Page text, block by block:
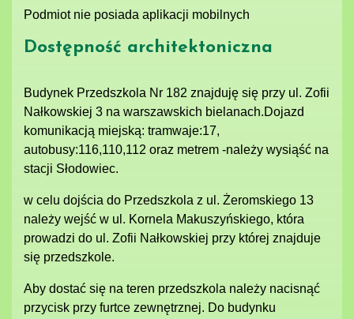
Podmiot nie posiada aplikacji mobilnych
Dostępność architektoniczna
Budynek Przedszkola Nr 182 znajduję się przy ul. Zofii
Nałkowskiej 3 na warszawskich bielanach.Dojazd
komunikacją miejską: tramwaje:17,
autobusy:116,110,112 oraz metrem -należy wysiąść na
stacji Słodowiec.
w celu dojścia do Przedszkola z ul. Żeromskiego 13
należy wejść w ul. Kornela Makuszyńskiego, która
prowadzi do ul. Zofii Nałkowskiej przy której znajduje
się przedszkole.
Aby dostać się na teren przedszkola należy nacisnąć
przycisk przy furtce zewnętrznej. Do budynku